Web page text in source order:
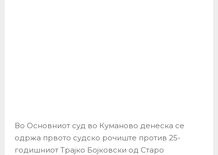
Во Основниот суд во Куманово денеска се
одржа првото судско рочиште против 25-
годишниот Трајко Бојковски од Старо